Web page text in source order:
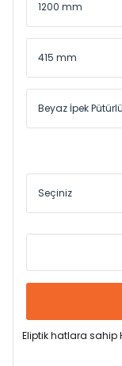
Eliptik hatlara sahip